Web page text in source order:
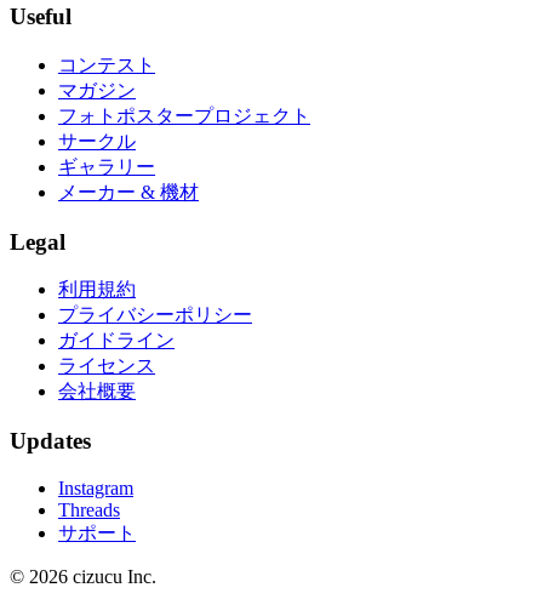
Useful
コンテスト
マガジン
フォトポスタープロジェクト
サークル
ギャラリー
メーカー & 機材
Legal
利用規約
プライバシーポリシー
ガイドライン
ライセンス
会社概要
Updates
Instagram
Threads
サポート
© 2026 cizucu Inc.